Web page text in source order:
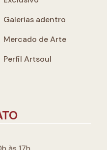
Galerias adentro
Mercado de Arte
Perfil Artsoul